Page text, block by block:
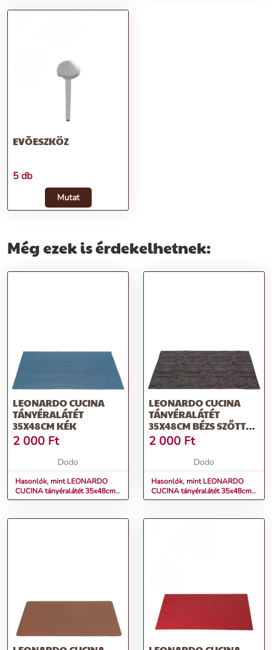
EVÕESZKÖZ
5 db
Mutat
Még ezek is érdekelhetnek:
LEONARDO CUCINA
TÁNYÉRALÁTÉT
35X48CM KÉK
2 000 Ft
Dodo
Hasonlók, mint LEONARDO
CUCINA tányéralátét 35x48cm
kék
LEONARDO CUCINA
TÁNYÉRALÁTÉT
35X48CM BÉZS SZŐTT
HATÁSÚ
2 000 Ft
Dodo
Hasonlók, mint LEONARDO
CUCINA tányéralátét 35x48cm
bézs szőtt hatású